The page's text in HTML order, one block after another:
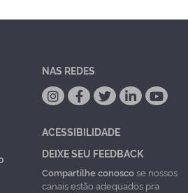
NAS REDES
ACESSIBILIDADE
DEIXE SEU FEEDBACK
Compartilhe conoscose nossos
canais estão adequados pra